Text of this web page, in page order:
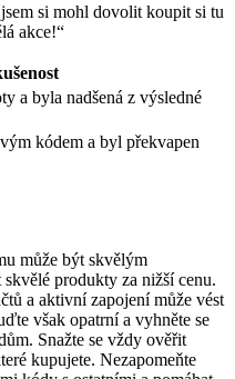
si mohl dovolit koupit si tu
akce!“
a byla nadšená z výsledné
kódem a byl překvapen
může být skvělým
produkty za nižší cenu.
a aktivní zapojení může vést
však opatrní a vyhněte se
Snažte se vždy ověřit
kupujete. Nezapomeňte